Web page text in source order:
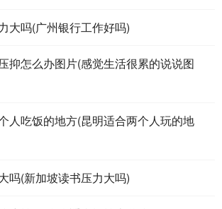
大吗(广州银行工作好吗)
抑怎么办图片(感觉生活很累的说说图
人吃饭的地方(昆明适合两个人玩的地
吗(新加坡读书压力大吗)